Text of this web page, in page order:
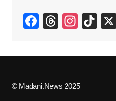
F
c
b
T
e
d
In
a
a
Ti
T
© Madani.News 2025